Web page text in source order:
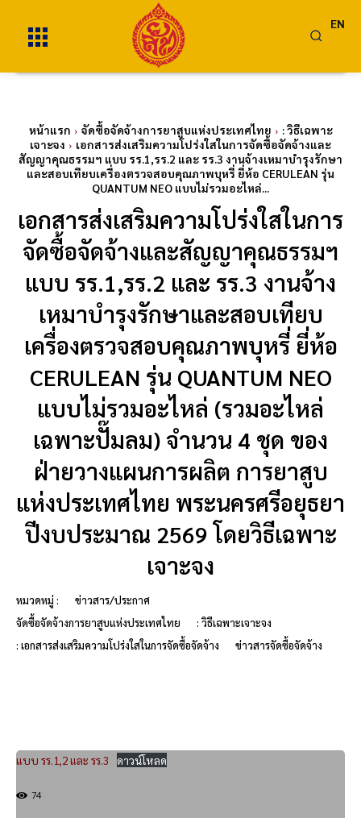
EN
หน้าแรก จัดซื้อจัดจ้างการยาสูบแห่งประเทศไทย
: วิธีเฉพาะ
เจาะจง
เอกสารส่งเสริมความโปร่งใสในการจัดซื้อจัดจ้างและ
สัญญาคุณธรรมฯ แบบ รร.1,รร.2 และ รร.3 งานจ้างเหมาบำรุงรักษา
และสอบเทียบเครื่องตรวจสอบคุณภาพบุหรี่ ยี่ห้อ CERULEAN รุ่น
QUANTUM NEO แบบไม่รวมอะไหล่...
เอกสารส่งเสริมความโปร่งใสในการ
จัดซื้อจัดจ้างและสัญญาคุณธรรมฯ
แบบ รร.1,รร.2 และ รร.3 งานจ้าง
เหมาบำรุงรักษาและสอบเทียบ
เครื่องตรวจสอบคุณภาพบุหรี่ ยี่ห้อ
CERULEAN รุ่น QUANTUM NEO
แบบไม่รวมอะไหล่ (รวมอะไหล่
เฉพาะปั๊มลม) จำนวน 4 ชุด ของ
ฝ่ายวางแผนการผลิต การยาสูบ
แห่งประเทศไทย พระนครศรีอยุธยา
ปีงบประมาณ 2569 โดยวิธีเฉพาะ
เจาะจง
หมวดหมู่ :
ข่าวสาร/ประกาศ
จัดซื้อจัดจ้างการยาสูบแห่งประเทศไทย
: วิธีเฉพาะเจาะจง
: เอกสารส่งเสริมความโปร่งใสในการจัดซื้อจัดจ้าง
ข่าวสารจัดซื้อจัดจ้าง
แบบ รร.1,2 และ รร.3 ดาวน์โหลด
74